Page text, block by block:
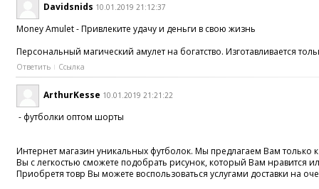
Davidsnids 10.01.2019 21:12:37
Money Amulet - Привлеките удачу и деньги в свою жизнь
Персональный магический амулет на богатство. Изготавливается
Ответить Ссылка
ArthurKesse 10.01.2019 21:21:22
- футболки оптом шорты
Интернет магазин уникальных футболок. Мы предлагаем Вам
Вы с легкостью сможете подобрать рисунок, который Вам нравится
Приобретя товр Вы можете воспользоваться услугами доставки на